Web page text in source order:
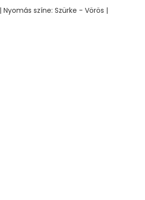
színe: Szürke - Vörös |